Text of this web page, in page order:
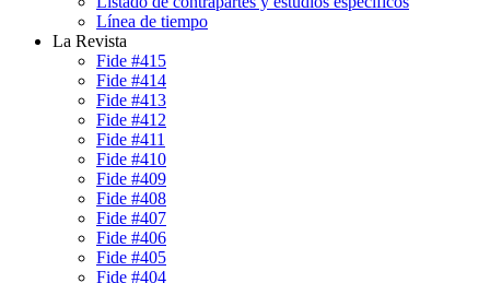
Línea de tiempo
La Revista
Fide #415
Fide #414
Fide #413
Fide #412
Fide #411
Fide #410
Fide #409
Fide #408
Fide #407
Fide #406
Fide #405
Fide #404